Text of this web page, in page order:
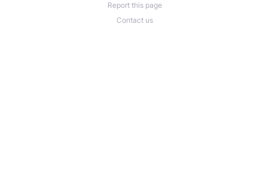
Report this page
Contact us